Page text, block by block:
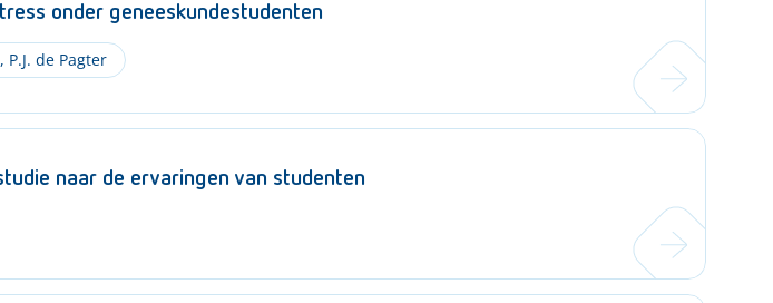
onder geneeskundestudenten
, P.J. de Pagter
naar de ervaringen van studenten